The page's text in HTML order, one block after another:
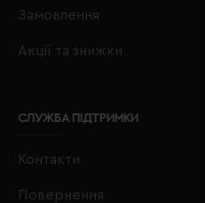
Замовлення
Акції та знижки
СЛУЖБА ПІДТРИМКИ
Контакти
Повернення